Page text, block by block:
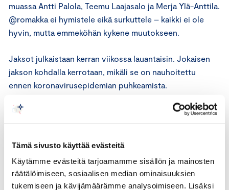
Tämä sivusto käyttää evästeitä
Käytämme evästeitä tarjoamamme sisällön ja mainosten
räätälöimiseen, sosiaalisen median ominaisuuksien
tukemiseen ja kävijämäärämme analysoimiseen. Lisäksi
muassa Antti Palola, Teemu Laajasalo ja Merja Ylä-Anttila.
@romakka ei hymistele eikä surkuttele – kaikki ei ole
hyvin, mutta emmeköhän kykene muutokseen.
Jaksot julkaistaan kerran viikossa lauantaisin. Jokaisen
jakson kohdalla kerrotaan, mikäli se on nauhoitettu
ennen koronavirusepidemian puhkeamista.
Ohjelman voi kuunnella Appleltaja
osoitteestawww.kauppakamari.fi/podcastit.